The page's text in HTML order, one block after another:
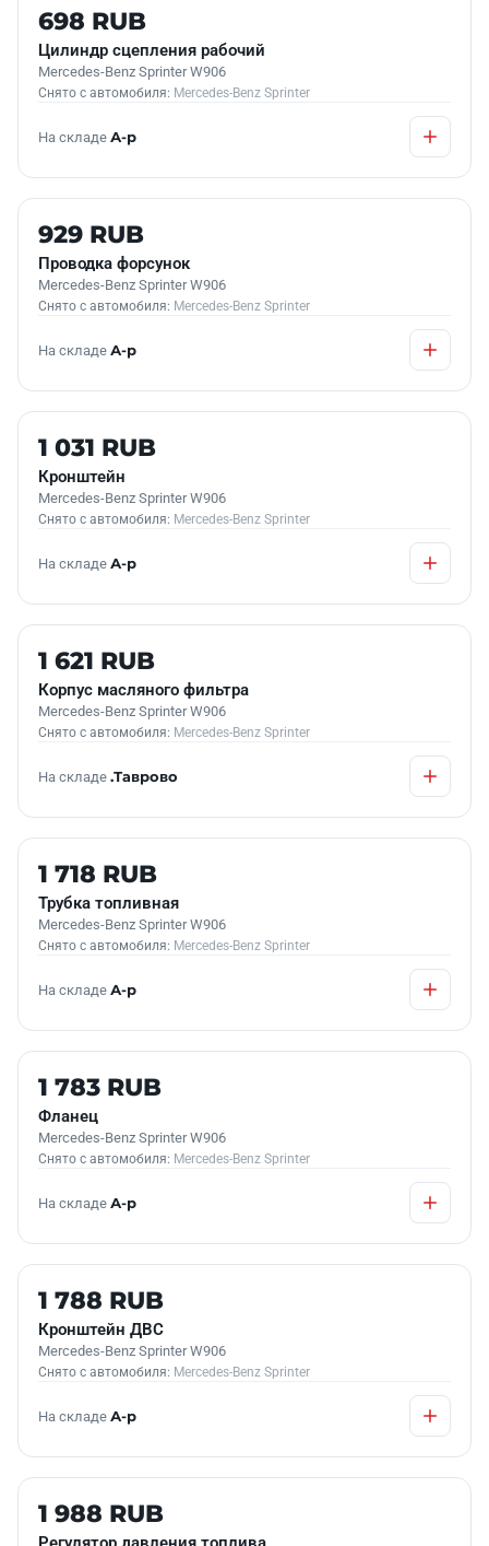
Б/У В НАЛИЧИИ
698 RUB
Цилиндр сцепления рабочий
Mercedes-Benz Sprinter W906
Снято с автомобиля: Mercedes-Benz Sprinter
На складе А-р
Б/У В НАЛИЧИИ
929 RUB
Проводка форсунок
Mercedes-Benz Sprinter W906
Снято с автомобиля: Mercedes-Benz Sprinter
На складе А-р
Б/У В НАЛИЧИИ
1 031 RUB
Кронштейн
Mercedes-Benz Sprinter W906
Снято с автомобиля: Mercedes-Benz Sprinter
На складе А-р
Б/У В НАЛИЧИИ
1 621 RUB
Корпус масляного фильтра
Mercedes-Benz Sprinter W906
Снято с автомобиля: Mercedes-Benz Sprinter
На складе .Таврово
Б/У В НАЛИЧИИ
1 718 RUB
Трубка топливная
Mercedes-Benz Sprinter W906
Снято с автомобиля: Mercedes-Benz Sprinter
На складе А-р
Б/У В НАЛИЧИИ
1 783 RUB
Фланец
Mercedes-Benz Sprinter W906
Снято с автомобиля: Mercedes-Benz Sprinter
На складе А-р
Б/У В НАЛИЧИИ
1 788 RUB
Кронштейн ДВС
Mercedes-Benz Sprinter W906
Снято с автомобиля: Mercedes-Benz Sprinter
На складе А-р
Б/У В НАЛИЧИИ
1 988 RUB